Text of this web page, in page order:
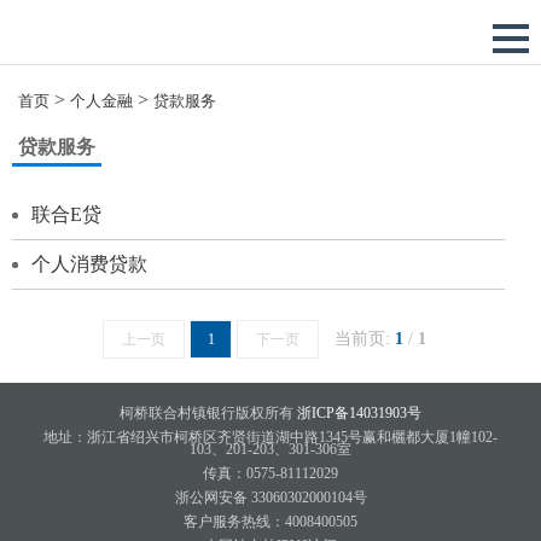
首页 > 个人金融 > 贷款服务
贷款服务
联合E贷
个人消费贷款
上一页 1 下一页 当前页: 1 / 1
柯桥联合村镇银行版权所有 浙ICP备14031903号
地址：浙江省绍兴市柯桥区齐贤街道湖中路1345号赢和欐都大厦1幢102-
103、201-203、301-306室
传真：0575-81112029
浙公网安备 33060302000104号
客户服务热线：4008400505